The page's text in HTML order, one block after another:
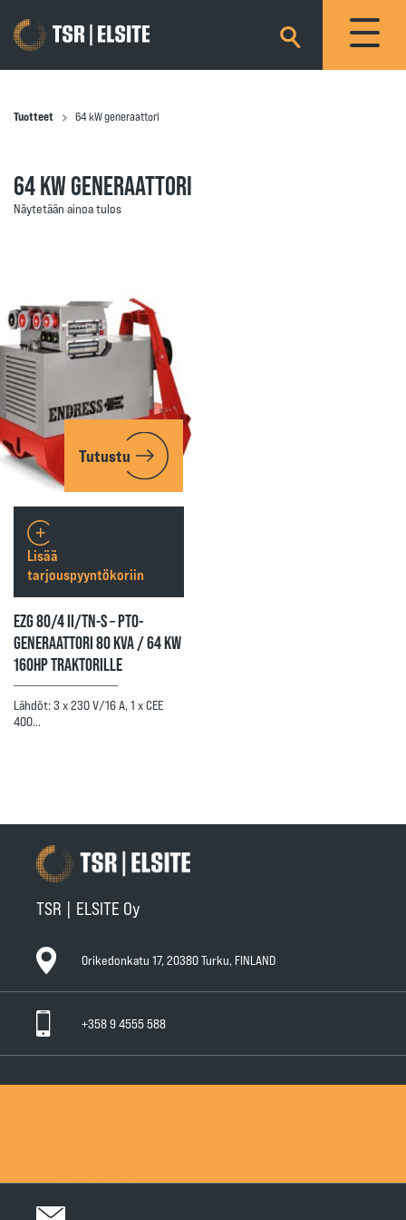
×
Tuotteet 64 kW generaattori
64 KW GENERAATTORI
Näytetään ainoa tulos
Tutustu
EZG 80/4 II/TN-S – PTO-
GENERAATTORI 80 KVA / 64 KW
160HP TRAKTORILLE
Lähdöt: 3 x 230 V/16 A, 1 x CEE
400…
Lisää
tarjouspyyntökoriin
TSR | ELSITE Oy
Orikedonkatu 17, 20380 Turku, FINLAND
+358 9 4555 588